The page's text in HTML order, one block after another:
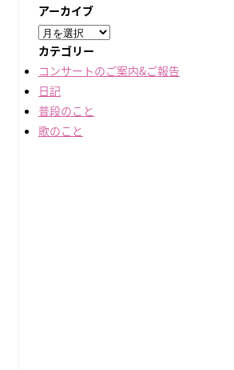
アーカイブ
ア
ー
カ
イ
ブ
カテゴリー
コンサートのご案内&ご報告
日記
普段のこと
歌のこと